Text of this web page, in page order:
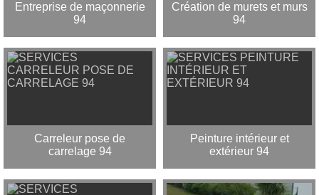
Entreprise de maçonnerie
94
Création de murets et murs
94
Carreleur pose de
carrelage 94
Peinture intérieur et
extérieur 94